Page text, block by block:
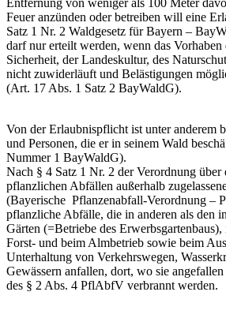
Entfernung von weniger als 100 Meter
Feuer anzünden oder betreiben will eine
Satz 1 Nr. 2 Waldgesetz für Bayern –
darf nur erteilt werden, wenn das Vorhaben
Sicherheit, der Landeskultur, des
nicht zuwiderläuft und Belästigungen
(Art. 17 Abs. 1 Satz 2 BayWaldG).
Von der Erlaubnispflicht ist unter anderem
und Personen, die er in seinem Wald
Nummer 1 BayWaldG).
Nach § 4 Satz 1 Nr. 2 der Verordnung über
pflanzlichen Abfällen außerhalb
(Bayerische Pflanzenabfall-Verordnung –
pflanzliche Abfälle, die in anderen als den
Gärten (=Betriebe des
Forst- und beim Almbetrieb sowie beim
Unterhaltung von Verkehrswegen,
Gewässern anfallen, dort, wo sie
des § 2 Abs. 4 PflAbfV verbrannt werden.